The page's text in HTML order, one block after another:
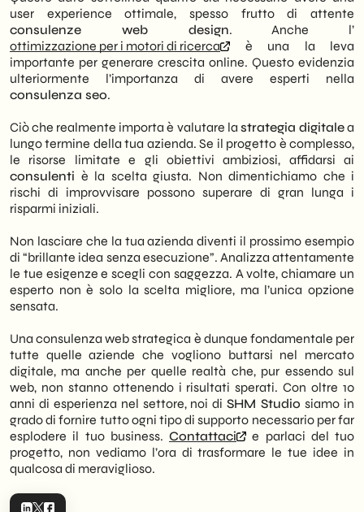
user experience ottimale, spesso frutto di attente
consulenze web design. Anche l’
ottimizzazione per i motori di ricerca
è una la leva
importante per generare crescita online. Questo evidenzia
ulteriormente l’importanza di avere esperti nella
consulenza seo.
Ciò che realmente importa è valutare la strategia digitalea
lungo termine della tua azienda. Se il progetto è complesso,
le risorse limitate e gli obiettivi ambiziosi, affidarsi ai
consulenti è la scelta giusta. Non dimentichiamo che i
rischi di improvvisare possono superare di gran lunga i
risparmi iniziali.
Non lasciare che la tua azienda diventi il prossimo esempio
di “brillante idea senza esecuzione”. Analizza attentamente
le tue esigenze e scegli con saggezza. A volte, chiamare un
esperto non è solo la scelta migliore, ma l’unica opzione
sensata.
Una consulenza web strategica è dunque fondamentale per
tutte quelle aziende che vogliono buttarsi nel mercato
digitale, ma anche per quelle realtà che, pur essendo sul
web, non stanno ottenendo i risultati sperati. Con oltre 10
anni di esperienza nel settore, noi diSHM Studio siamo in
grado di fornire tutto ogni tipo di supporto necessario per far
esplodere il tuo business. Contattaci
e parlaci del tuo
progetto, non vediamo l’ora di trasformare le tue idee in
qualcosa di meraviglioso.